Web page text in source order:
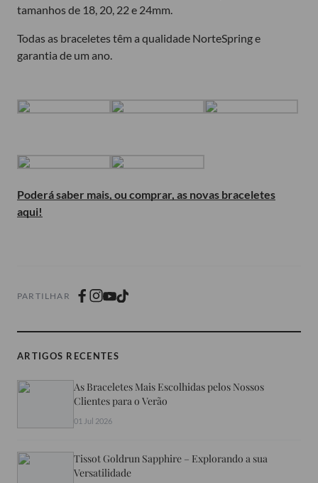
tamanhos de 18, 20, 22 e 24mm.
Todas as braceletes têm a qualidade NorteSpring e
garantia de um ano.
Poderá saber mais, ou comprar, as novas braceletes
aqui!
PARTILHAR
ARTIGOS RECENTES
As Braceletes Mais Escolhidas pelos Nossos
Clientes para o Verão
01 Jul 2026
Tissot Goldrun Sapphire – Explorando a sua
Versatilidade